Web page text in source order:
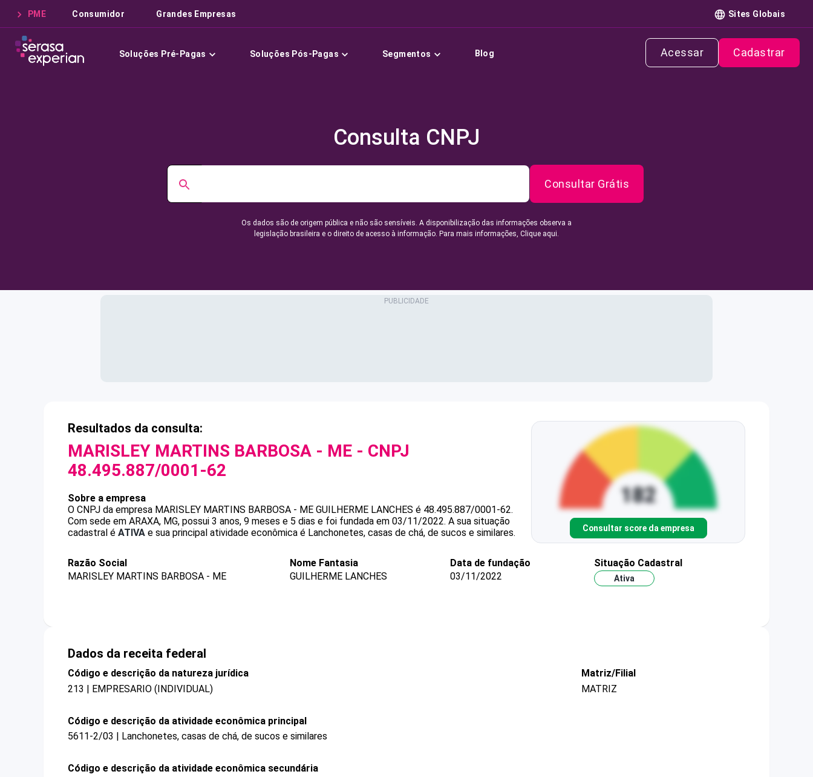
PME Consumidor Grandes Empresas Sites Globais
Soluções Pré-Pagas Soluções Pós-Pagas Segmentos Blog Acessar Cadastrar
Consulta CNPJ
Consultar Grátis
Os dados são de origem pública e não são sensíveis. A disponibilização das informações observa a
legislação brasileira e o direito de acesso à informação. Para mais informações, Clique aqui.
Resultados da consulta:
MARISLEY MARTINS BARBOSA - ME - CNPJ
48.495.887/0001-62
Sobre a empresa
O CNPJ da empresa MARISLEY MARTINS BARBOSA - ME GUILHERME LANCHES é 48.495.887/0001-62.
Com sede em ARAXA, MG, possui 3 anos, 9 meses e 5 dias e foi fundada em 03/11/2022. A sua situação
cadastral é ATIVA e sua principal atividade econômica é Lanchonetes, casas de chá, de sucos e similares. Consultar score da empresa
Razão Social
MARISLEY MARTINS BARBOSA - ME
Nome Fantasia
GUILHERME LANCHES
Data de fundação
03/11/2022
Situação Cadastral
Ativa
Dados da receita federal
Código e descrição da natureza jurídica
213 | EMPRESARIO (INDIVIDUAL)
Matriz/Filial
MATRIZ
Código e descrição da atividade econômica principal
5611-2/03 | Lanchonetes, casas de chá, de sucos e similares
Código e descrição da atividade econômica secundária